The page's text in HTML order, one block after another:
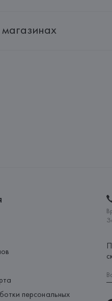
Беларусь, 220030, г.
персональных